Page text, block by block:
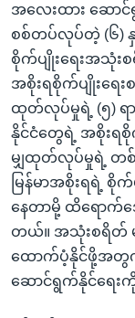
အလေးထား ဆော
စစ်တပ်လုပ်တဲ့ (၆)
စိုက်ပျိုးရေးအသုံး
အစိုးရစိုက်ပျိုးရေ
ထုတ်လုပ်မှုရဲ့ (၅) ရာ
နိုင်ငံတွေရဲ့ အစိုးရ
မျှထုတ်လုပ်မှုရဲ့ တစ်ရ
မြန်မာအစိုးရရဲ့ စို
နေတာမို့ ထိရောက်အေ
တယ်။ အသုံးစရိတ်
ထောက်ပံ့နိုင်ဖို့အ
ဆောင်ရွက်နိုင်ရေ